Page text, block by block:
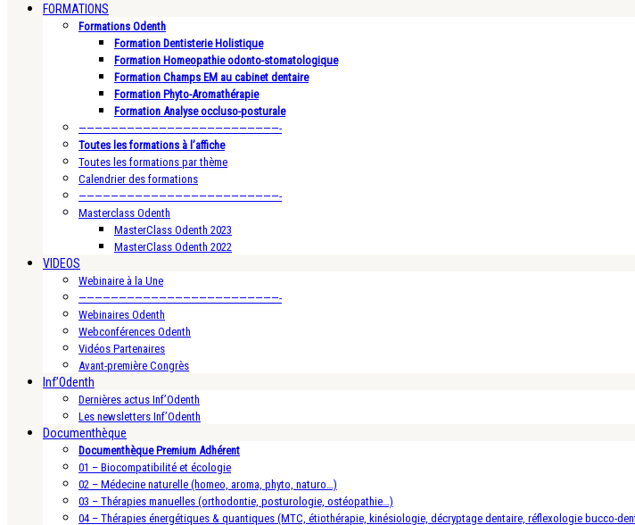
FORMATIONS
Formations Odenth
Formation Dentisterie Holistique
Formation Homeopathie odonto-stomatologique
Formation Champs EM au cabinet dentaire
Formation Phyto-Aromathérapie
Formation Analyse occluso-posturale
—————————————————————————-
Toutes les formations à l’affiche
Toutes les formations par thème
Calendrier des formations
—————————————————————————-
Masterclass Odenth
MasterClass Odenth 2023
MasterClass Odenth 2022
VIDEOS
Webinaire à la Une
—————————————————————————-
Webinaires Odenth
Webconférences Odenth
Vidéos Partenaires
Avant-première Congrès
Inf’Odenth
Dernières actus Inf’Odenth
Les newsletters Inf’Odenth
Documenthèque
Documenthèque Premium Adhérent
01 – Biocompatibilité et écologie
02 – Médecine naturelle (homeo, aroma, phyto, naturo…)
03 – Thérapies manuelles (orthodontie, posturologie, ostéopathie…)
04 – Thérapies énergétiques & quantiques (MTC, étiothérapie, kinésiologie, décryptage dentaire, réflexologie bucco-